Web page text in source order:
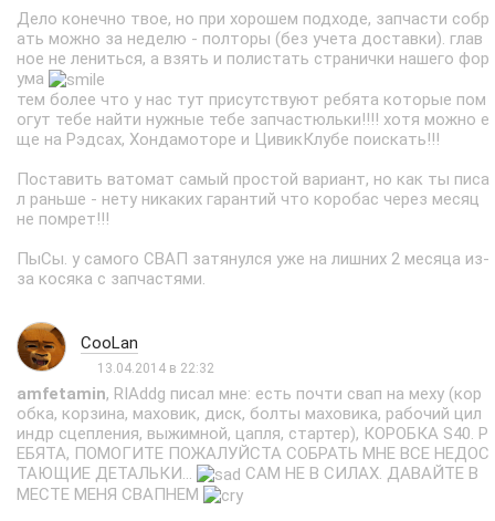
Дело конечно твое, но при хорошем подходе, запчасти собр
ать можно за неделю - полторы (без учета доставки). глав
ное не лениться, а взять и полистать странички нашего фор
ума
тем более что у нас тут присутствуют ребята которые пом
огут тебе найти нужные тебе запчастюльки!!!! хотя можно е
ще на Рэдсах, Хондамоторе и ЦивикКлубе поискать!!!
Поставить ватомат самый простой вариант, но как ты писа
л раньше - нету никаких гарантий что коробас через месяц
не помрет!!!
ПыСы. у самого СВАП затянулся уже на лишних 2 месяца из-
за косяка с запчастями.
CooLan
13.04.2014 в 22:32
amfetamin, RIAddg писал мне: есть почти свап на меху (кор
обка, корзина, маховик, диск, болты маховика, рабочий цил
индр сцепления, выжимной, цапля, стартер), КОРОБКА S40. Р
ЕБЯТА, ПОМОГИТЕ ПОЖАЛУЙСТА СОБРАТЬ МНЕ ВСЕ НЕДОС
ТАЮЩИЕ ДЕТАЛЬКИ...
САМ НЕ В СИЛАХ. ДАВАЙТЕ В
МЕСТЕ МЕНЯ СВАПНЕМ